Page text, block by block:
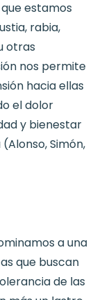
estamos
rabia,
otras
nos permite
hacia ellas
el dolor
y bienestar
Simón,
a una
que buscan
de las